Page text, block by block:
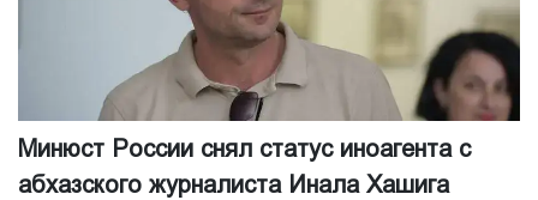
Минюст России снял статус иноагента с
абхазского журналиста Инала Хашига